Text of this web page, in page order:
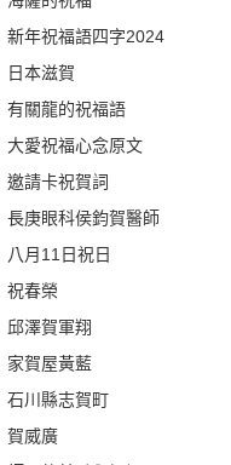
新年祝福語四字2024
日本滋賀
有關龍的祝福語
大愛祝福心念原文
邀請卡祝賀詞
長庚眼科侯鈞賀醫師
八月11日祝日
祝春榮
邱澤賀軍翔
家賀屋黃藍
石川縣志賀町
賀威廣